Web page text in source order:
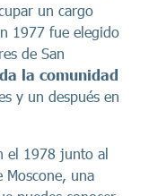
un cargo
1977 fue elegido
de San
la comunidad
y un después en
el 1978 junto al
Moscone, una